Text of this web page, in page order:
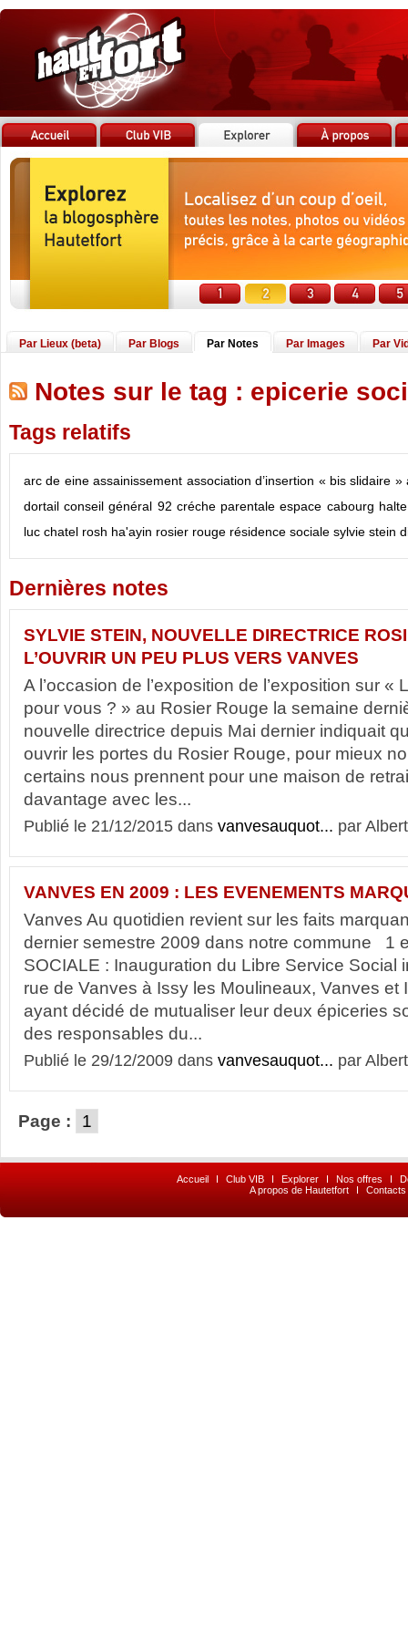
Par Lieux (beta) Par Blogs Par Notes Par Images Par
Notes sur le tag : epicerie
Tags relatifs
arc de eine assainissement association d’insertion « bis slidaire »
dortail conseil général 92 créche parentale espace cabourg
luc chatel rosh ha'ayin rosier rouge résidence sociale sylvie stein
Dernières notes
SYLVIE STEIN, NOUVELLE DIRECTRICE
L’OUVRIR UN PEU PLUS VERS VANVES
A l’occasion de l’exposition de l’exposition sur «
pour vous ? » au Rosier Rouge la semaine
nouvelle directrice depuis Mai dernier indiquait
ouvrir les portes du Rosier Rouge, pour mieux
certains nous prennent pour une maison de
davantage avec les...
Publié le 21/12/2015 dans vanvesauquot... par
VANVES EN 2009 : LES EVENEMENTS
Vanves Au quotidien revient sur les faits
dernier semestre 2009 dans notre commune 1
SOCIALE : Inauguration du Libre Service
rue de Vanves à Issy les Moulineaux, Vanves et
ayant décidé de mutualiser leur deux épiceries
des responsables du...
Publié le 29/12/2009 dans vanvesauquot... par
Page : 1
Accueil I Club VIB I Explorer I Nos offres I
A propos de Hautetfort
I Contacts